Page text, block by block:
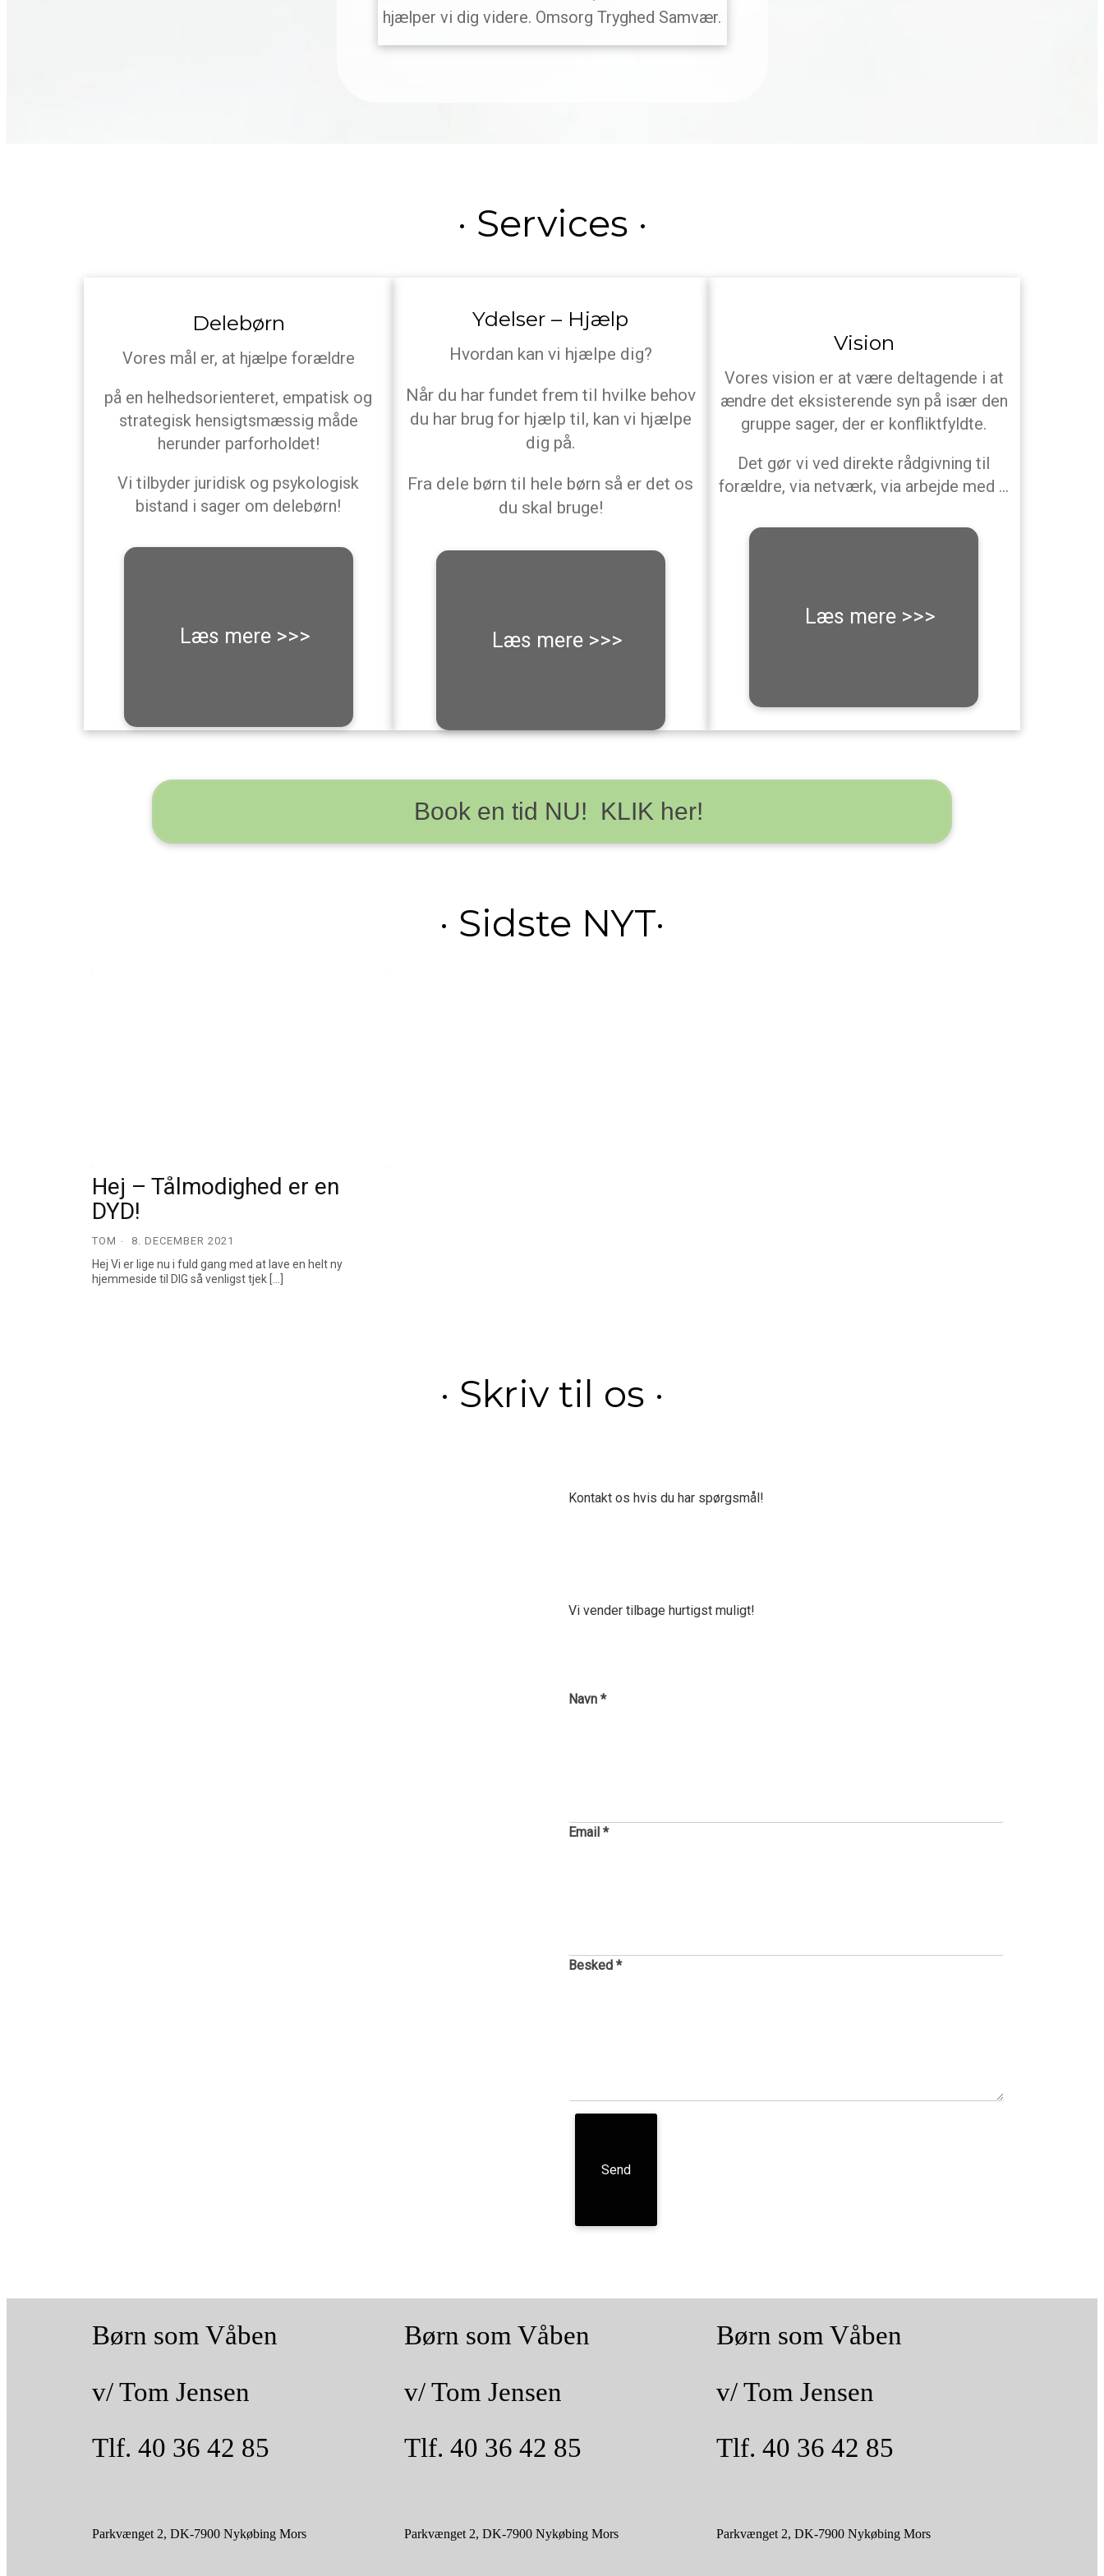
hjælper vi dig videre. Omsorg Tryghed Samvær.
· Services ·
Delebørn
Vores mål er, at hjælpe forældre
på en helhedsorienteret, empatisk og
strategisk hensigtsmæssig måde
herunder parforholdet!
Vi tilbyder juridisk og psykologisk
bistand i sager om delebørn!
Læs mere >>>
Ydelser – Hjælp
Hvordan kan vi hjælpe dig?
Når du har fundet frem til hvilke behov
du har brug for hjælp til, kan vi hjælpe
dig på.
Fra dele børn til hele børn så er det os
du skal bruge!
Læs mere >>>
Vision
Vores vision er at være deltagende i at
ændre det eksisterende syn på især den
gruppe sager, der er konfliktfyldte.
Det gør vi ved direkte rådgivning til
forældre, via netværk, via arbejde med …
Læs mere >>>
Book en tid NU! KLIK her!
· Sidste NYT·
Hej – Tålmodighed er en
DYD!
TOM 8. DECEMBER 2021
Hej Vi er lige nu i fuld gang med at lave en helt ny
hjemmeside til DIG så venligst tjek […]
· Skriv til os ·
Kontakt os hvis du har spørgsmål!
Vi vender tilbage hurtigst muligt!
Navn *
Email *
Besked *
Børn som Våben
v/ Tom Jensen
Tlf. 40 36 42 85
Parkvænget 2, DK-7900 Nykøbing Mors
Børn som Våben
v/ Tom Jensen
Tlf. 40 36 42 85
Parkvænget 2, DK-7900 Nykøbing Mors
Børn som Våben
v/ Tom Jensen
Tlf. 40 36 42 85
Parkvænget 2, DK-7900 Nykøbing Mors